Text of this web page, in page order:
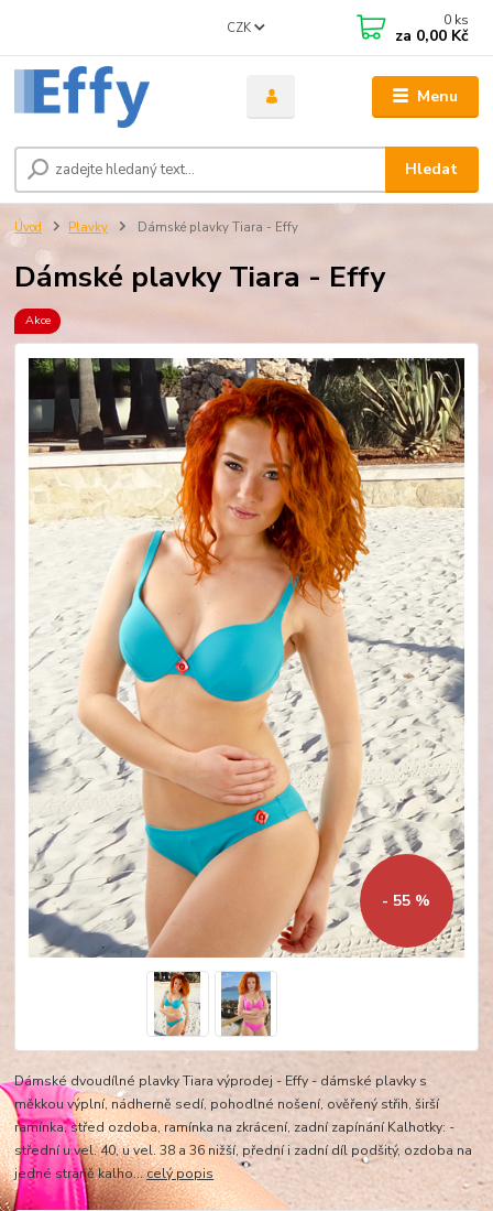
Menu
CZK
Hledat
0 ks
za 0,00 Kč
Úvod Plavky Dámské plavky Tiara - Effy
Dámské plavky Tiara - Effy
Akce
- 55 %
Dámské dvoudílné plavky Tiara výprodej - Effy - dámské plavky s
měkkou výplní, nádherně sedí, pohodlné nošení, ověřený střih, širší
ramínka, střed ozdoba, ramínka na zkrácení, zadní zapínání Kalhotky: -
střední u vel. 40, u vel. 38 a 36 nižší, přední i zadní díl podšitý, ozdoba na
jedné straně kalho...celý popis